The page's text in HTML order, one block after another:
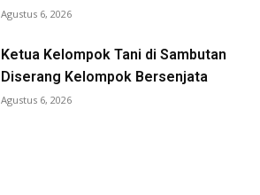
Agustus 6, 2026
Ketua Kelompok Tani di Sambutan
Diserang Kelompok Bersenjata
Agustus 6, 2026